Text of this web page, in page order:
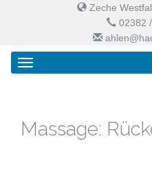
Zeche
02382
Primary
Menu
Skip
Haus der Pflege
Massage: